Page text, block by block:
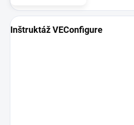
Inštruktáž VEConfigure